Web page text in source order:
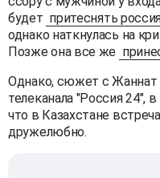
будет притеснять
однако наткнулась на
Позже она все же
Однако, сюжет с Жаннат
телеканала "Россия 24",
что в Казахстане
дружелюбно.